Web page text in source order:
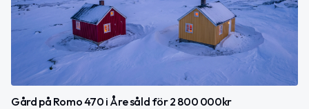
Gård på Romo 470 i Åre såld för 2 800 000kr